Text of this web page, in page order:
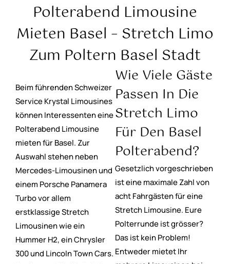
Polterabend Limousine
Mieten Basel – Stretch Limo
Zum Poltern Basel Stadt
Beim führenden Schweizer
Service Krystal Limousines
können Interessenten eine
Polterabend Limousine
mieten für Basel. Zur
Auswahl stehen neben
Mercedes-Limousinen und
einem Porsche Panamera
Turbo vor allem
erstklassige Stretch
Limousinen wie ein
Hummer H2, ein Chrysler
300 und Lincoln Town Cars.
Wie Viele Gäste
Passen In Die
Stretch Limo
Für Den Basel
Polterabend?
Gesetzlich vorgeschrieben
ist eine maximale Zahl von
acht Fahrgästen für eine
Stretch Limousine. Eure
Polterrunde ist grösser?
Das ist kein Problem!
Entweder mietet Ihr